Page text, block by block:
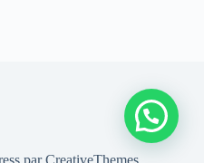
parCreativeThemes